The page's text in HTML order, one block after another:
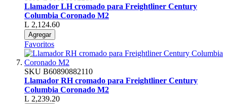
Llamador LH cromado para Freightliner Century
Columbia Coronado M2
L 2,124.60
Agregar
Favoritos
SKU B60890882110
Llamador RH cromado para Freightliner Century
Columbia Coronado M2
L 2,239.20